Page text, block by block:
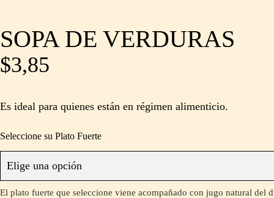
SOPA DE VERDURAS
$3,85
Es ideal para quienes están en régimen alimenticio.
Seleccione su Plato Fuerte
El plato fuerte que seleccione viene acompañado con jugo natural del